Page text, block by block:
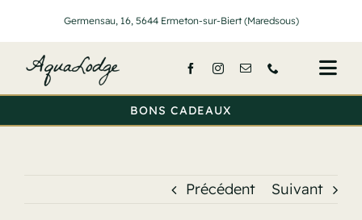
contenu
Germensau, 16, 5644 Ermeton-sur-Biert (Maredsous)
BONS CADEAUX
Précédent Suivant